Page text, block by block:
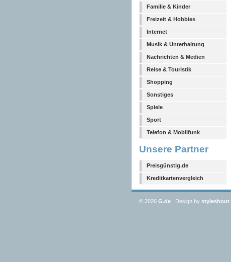
Familie & Kinder
Freizeit & Hobbies
Internet
Musik & Unterhaltung
Nachrichten & Medien
Reise & Touristik
Shopping
Sonstiges
Spiele
Sport
Telefon & Mobilfunk
Unsere Partner
Preisgünstig.de
Kreditkartenvergleich
© 2026 G.de | Design by styleshout